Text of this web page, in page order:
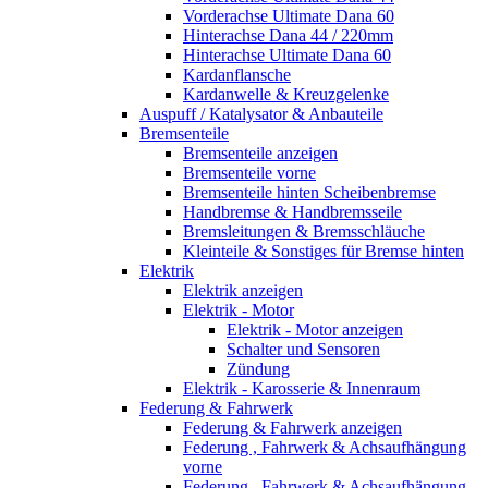
Vorderachse Ultimate Dana 60
Hinterachse Dana 44 / 220mm
Hinterachse Ultimate Dana 60
Kardanflansche
Kardanwelle & Kreuzgelenke
Auspuff / Katalysator & Anbauteile
Bremsenteile
Bremsenteile anzeigen
Bremsenteile vorne
Bremsenteile hinten Scheibenbremse
Handbremse & Handbremsseile
Bremsleitungen & Bremsschläuche
Kleinteile & Sonstiges für Bremse hinten
Elektrik
Elektrik anzeigen
Elektrik - Motor
Elektrik - Motor anzeigen
Schalter und Sensoren
Zündung
Elektrik - Karosserie & Innenraum
Federung & Fahrwerk
Federung & Fahrwerk anzeigen
Federung , Fahrwerk & Achsaufhängung
vorne